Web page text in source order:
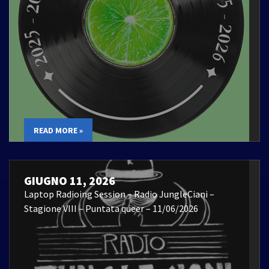
READ MORE »
GIUGNO 11, 2026
Laptop Radioing Session – Radio JungleCiani –
Stagione VIII – Puntata queer – 11/06/2026